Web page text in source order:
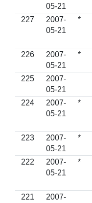
05-21
227
2007-
05-21
*
226
2007-
05-21
*
225
2007-
05-21
224
2007-
05-21
*
223
2007-
05-21
*
222
2007-
05-21
*
221
2007-